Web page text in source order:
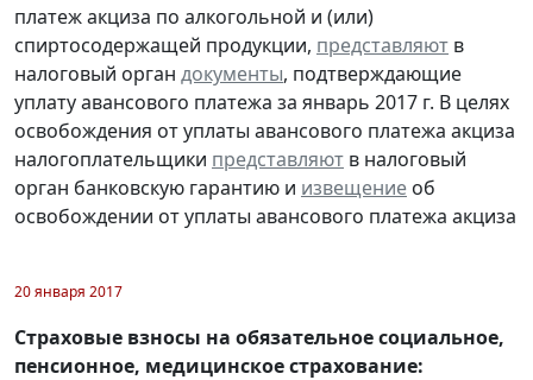
платеж акциза по алкогольной и (или)
спиртосодержащей продукции, представляют в
налоговый орган документы, подтверждающие
уплату авансового платежа за январь 2017 г. В целях
освобождения от уплаты авансового платежа акциза
налогоплательщики представляют в налоговый
орган банковскую гарантию и извещение об
освобождении от уплаты авансового платежа акциза
20 января 2017
Страховые взносы на обязательное социальное,
пенсионное, медицинское страхование: